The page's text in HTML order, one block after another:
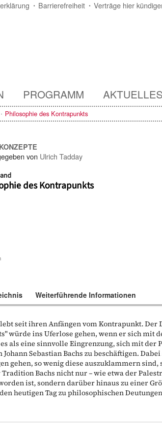
Barrierefreiheit Verträge hier
PROGRAMM AKTUELLES
Philosophie des Kontrapunkts
von Ulrich Tadday
des Kontrapunkts
seit ihren Anfängen vom Kontrapunkt. Der
würde ins Uferlose gehen, wenn er sich mit
als eine sinnvolle Eingrenzung, sich mit der
Sebastian Bachs zu beschäftigen.
gehen, so wenig diese auszuklammern sind,
Bachs nicht nur – wie etwa der
ist, sondern darüber hinaus zu einer
heutigen Tag zu philosophischen
Weiterführende Informationen